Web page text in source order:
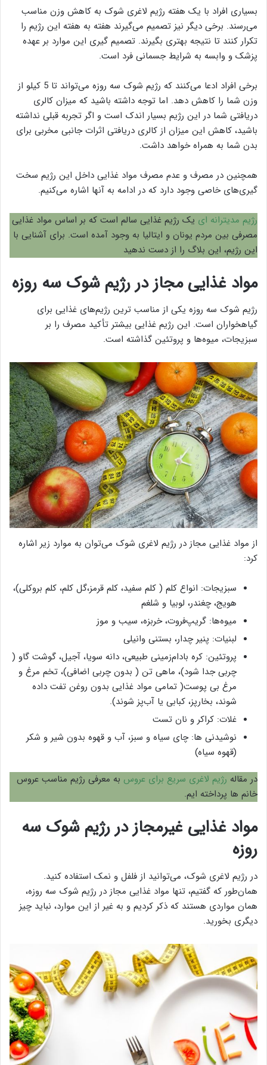
بسیاری افراد با یک هفته رژیم لاغری شوک به کاهش وزن مناسب
می‌رسند. برخی دیگر نیز تصمیم می‌گیرند هفته به هفته این رژیم را
تکرار کنند تا نتیجه بهتری بگیرند. تصمیم گیری این موارد بر عهده
پزشک و وابسه به شرایط جسمانی فرد است.
برخی افراد ادعا می‌کنند که رژیم شوک سه روزه می‌تواند تا 5 کیلو از
وزن شما را کاهش دهد. اما توجه داشته باشید که میزان کالری
دریافتی شما در این رژیم بسیار اندک است و اگر تجربه قبلی نداشته
باشید، کاهش این میزان از کالری دریافتی اثرات جانبی مخربی برای
بدن شما به همراه خواهد داشت.
همچنین در مصرف و عدم مصرف مواد غذایی داخل این رژیم سخت
گیری‌های خاصی وجود دارد که در ادامه به آنها اشاره می‌کنیم.
رژیم مدیترانه‌ ای یک رژیم غذایی سالم است که بر اساس مواد غذایی
مصرفی بین مردم یونان و ایتالیا به وجود آمده است. برای آشنایی با
این رژیم، این بلاگ را از دست ندهید
مواد غذایی مجاز در رژیم شوک سه روزه
رژیم شوک سه روزه یکی از مناسب ترین رژیم‌های غذایی برای
گیاهخواران است. این رژیم غذایی بیشتر تأکید مصرف را بر
سبزیجات، میوه‌ها و پروتئین گذاشته است.
از مواد غذایی مجاز در رژیم لاغری شوک می‌توان به موارد زیر اشاره
کرد:
سبزیجات: انواع کلم ( کلم سفید، کلم قرمز،گل کلم، کلم بروکلی)،
هویج، چغندر، لوبیا و شلغم
میوه‌ها: گریپ‌فروت، خربزه، سیب و موز
لبنیات: پنیر چدار، بستنی وانیلی
پروتئین: کره بادام‌زمینی طبیعی، دانه سویا، آجیل، گوشت گاو (
چربی جدا شود)، ماهی تن ( بدون چربی اضافی)، تخم مرغ و
مرغ بی پوست( تمامی مواد غذایی بدون روغن تفت داده
شوند، بخارپز، کبابی یا آب‌پز شوند).
غلات: کراکر و نان تست
نوشیدنی ها: چای سیاه و سبز، آب و قهوه بدون شیر و شکر
(قهوه سیاه)
در مقاله رژیم لاغری سریع برای عروس به معرفی رژیم مناسب عروس
خانم ها پرداخته ایم.
مواد غذایی غیرمجاز در رژیم شوک سه
روزه
در رژیم لاغری شوک، می‌توانید از فلفل و نمک استفاده کنید.
همان‌طور که گفتیم، تنها مواد غذایی مجاز در رژیم شوک سه روزه،
همان مواردی هستند که ذکر کردیم و به غیر از این موارد، نباید چیز
دیگری بخورید.